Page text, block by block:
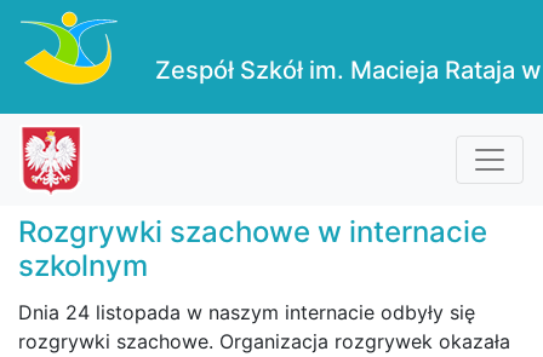
Zespół Szkół im. Macieja Rataja
Rozgrywki szachowe w internacie
szkolnym
Dnia 24 listopada w naszym internacie odbyły się
rozgrywki szachowe. Organizacja rozgrywek okazała